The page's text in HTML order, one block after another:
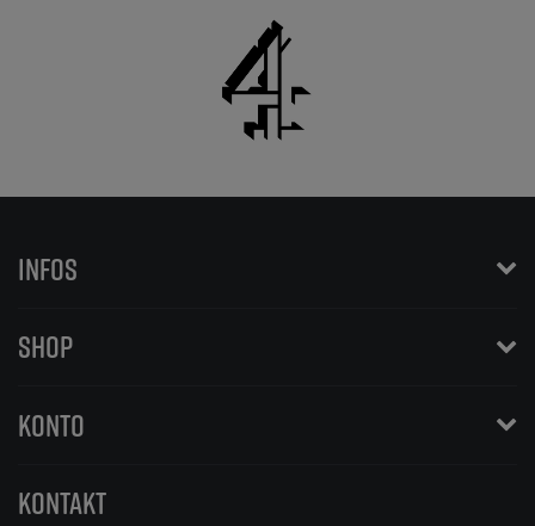
INFOS
SHOP
KONTO
KONTAKT